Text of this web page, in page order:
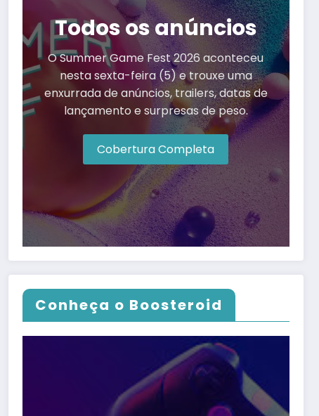
Todos os anúncios
O Summer Game Fest 2026 aconteceu
nesta sexta-feira (5) e trouxe uma
enxurrada de anúncios, trailers, datas de
lançamento e surpresas de peso.
Cobertura Completa
Conheça o Boosteroid